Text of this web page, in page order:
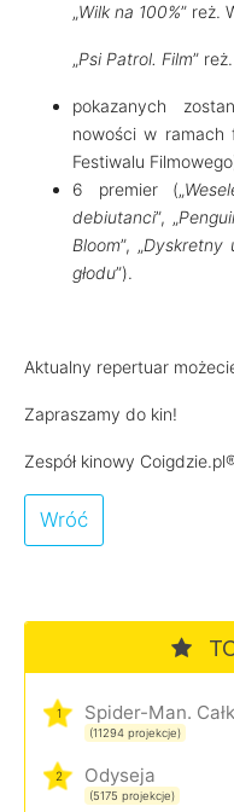
„Wilk na 100%” reż.
„Psi Patrol. Film”
pokazanych
nowości w ramach
Festiwalu
6 premier („
debiutanci”, „
Bloom”, „Dyskretny
głodu”).
Aktualny repertuar
Zapraszamy do kin!
Zespół kinowy
Wróć
1
(11294 projekcje)
2 Odyseja
(5175 projekcje)